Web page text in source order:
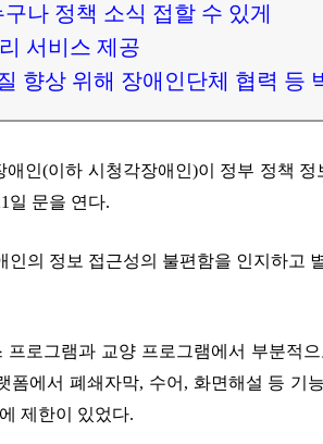
나 정책 소식 접할 수 있게
서비스 제공
향상 위해 장애인단체 협력 등
인(이하 시청각장애인)이 정부 정책 정
일 문을 연다.
의 정보 접근성의 불편함을 인지하고
로그램과 교양 프로그램에서 부분적
에서 폐쇄자막, 수어, 화면해설 등 기
제한이 있었다.